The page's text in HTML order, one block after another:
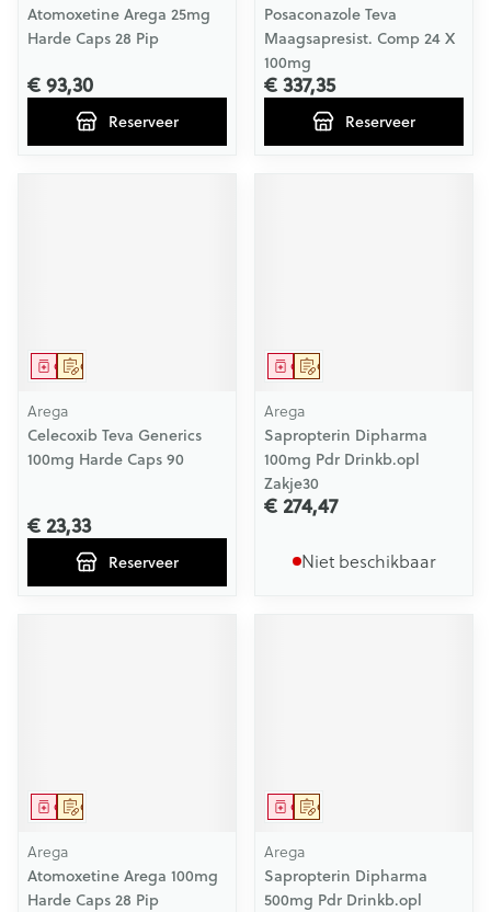
Atomoxetine Arega 25mg
Harde Caps 28 Pip
€ 93,30
Reserveer
Posaconazole Teva
Maagsapresist. Comp 24 X
100mg
€ 337,35
Reserveer
Op voorschrift
Geneesmiddel
Arega
Celecoxib Teva Generics
100mg Harde Caps 90
€ 23,33
Reserveer
Op voorschrift
Geneesmiddel
Arega
Sapropterin Dipharma
100mg Pdr Drinkb.opl
Zakje30
€ 274,47
Niet beschikbaar
Op voorschrift
Geneesmiddel
Arega
Atomoxetine Arega 100mg
Harde Caps 28 Pip
Op voorschrift
Geneesmiddel
Arega
Sapropterin Dipharma
500mg Pdr Drinkb.opl